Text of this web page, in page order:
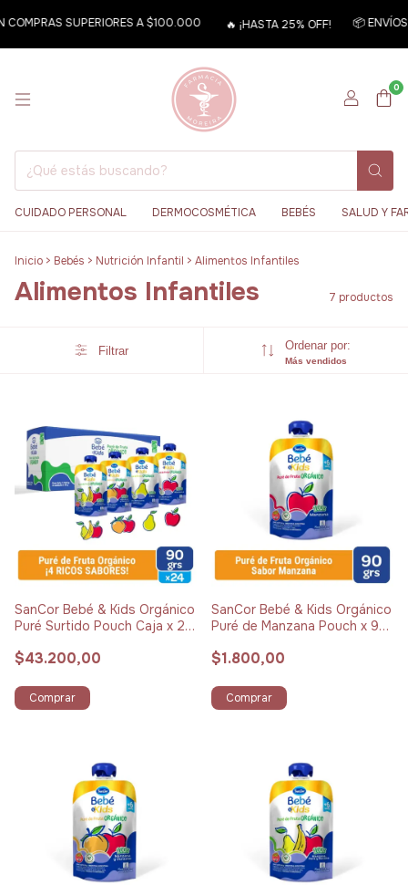
SUPERIORES A $100.000 🔥 ¡HASTA 25% OFF! 📦
0
CUIDADO PERSONAL DERMOCOSMÉTICA BEBÉS SALUD Y
Inicio > Bebés > Nutrición Infantil > Alimentos Infantiles
Alimentos Infantiles 7 productos
Filtrar Ordenar por:
Más vendidos
SanCor Bebé & Kids Orgánico
Puré Surtido Pouch Caja x 24
$43.200,00
Comprar
SanCor Bebé & Kids Orgánico
Puré de Manzana Pouch x 90
$1.800,00
Comprar